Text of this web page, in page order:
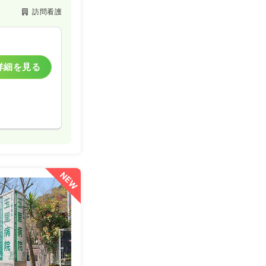
訪問看護
細を見る
NEW